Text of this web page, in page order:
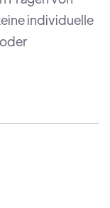
individuelle